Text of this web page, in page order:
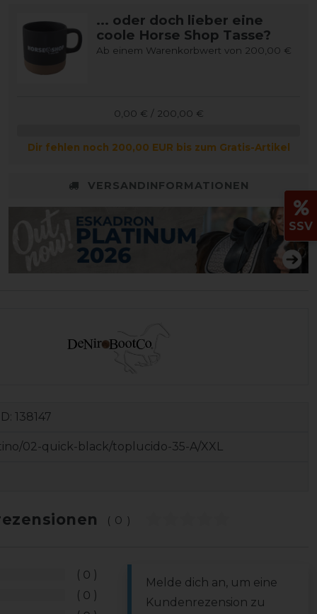
... oder doch lieber eine
coole Horse Shop Tasse?
Ab einem Warenkorbwert von 200,00 €
0,00 € / 200,00 €
Dir fehlen noch 200,00 EUR bis zum Gratis-Artikel
VERSANDINFORMATIONEN
138147
02-quick-black/toplucido-35-A/XXL
(0)
0
0
Melde dich an, um eine
Kundenrezension zu
SSV